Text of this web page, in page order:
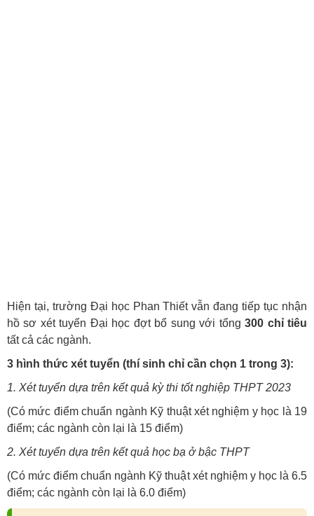
Hiện tại, trường Đại học Phan Thiết vẫn đang tiếp tục nhận
hồ sơ xét tuyển Đại học đợt bổ sung với tổng300 chỉ tiêu
tất cả các ngành.
3 hình thức xét tuyển (thí sinh chỉ cần chọn 1 trong 3):
1. Xét tuyển dựa trên kết quả kỳ thi tốt nghiệp THPT 2023
(Có mức điểm chuẩn ngành Kỹ thuật xét nghiệm y học là 19
điểm; các ngành còn lại là 15 điểm)
2. Xét tuyển dựa trên kết quả học bạ ở bậc THPT
(Có mức điểm chuẩn ngành Kỹ thuật xét nghiệm y học là 6.5
điểm; các ngành còn lại là 6.0 điểm)